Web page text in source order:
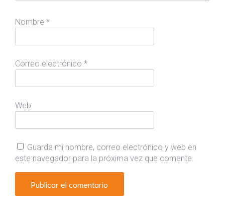
Nombre *
Correo electrónico *
Web
Guarda mi nombre, correo electrónico y web en
este navegador para la próxima vez que comente.